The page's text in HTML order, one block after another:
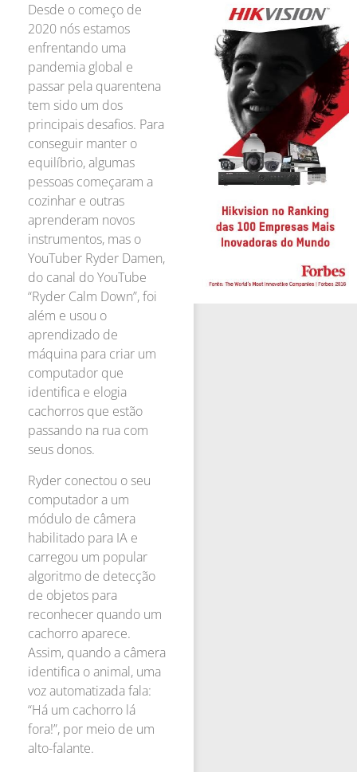
Desde o começo de
2020 nós estamos
enfrentando uma
pandemia global e
passar pela quarentena
tem sido um dos
principais desafios. Para
conseguir manter o
equilíbrio, algumas
pessoas começaram a
cozinhar e outras
aprenderam novos
instrumentos, mas o
YouTuber Ryder Damen,
do canal do YouTube
“Ryder Calm Down”, foi
além e usou o
aprendizado de
máquina para criar um
computador que
identifica e elogia
cachorros que estão
passando na rua com
seus donos.
Ryder conectou o seu
computador a um
módulo de câmera
habilitado para IA e
carregou um popular
algoritmo de detecção
de objetos para
reconhecer quando um
cachorro aparece.
Assim, quando a câmera
identifica o animal, uma
voz automatizada fala:
“Há um cachorro lá
fora!”, por meio de um
alto-falante.